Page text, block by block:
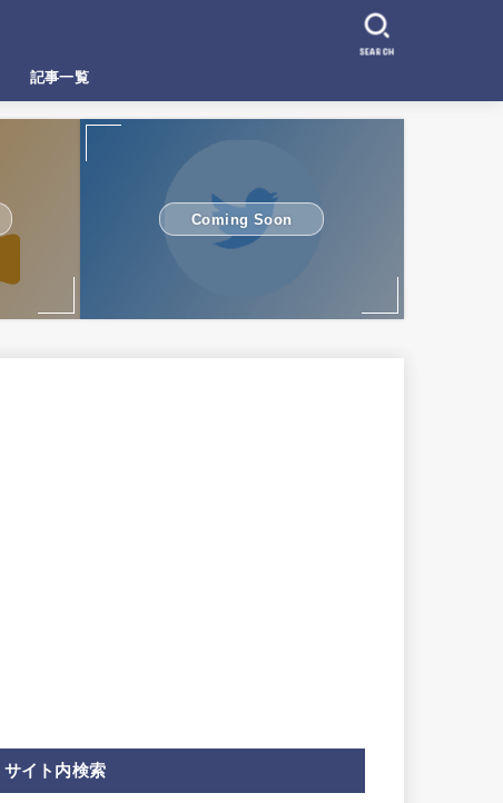
記事一覧
SEARCH
Coming Soon
サイト内検索